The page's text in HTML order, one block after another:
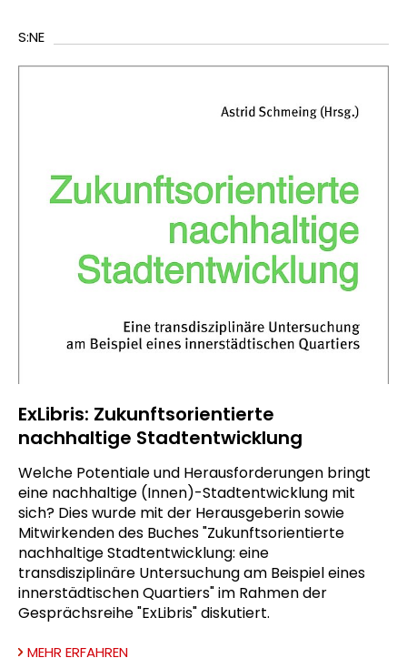
S:NE
ExLibris: Zukunftsorientierte
nachhaltige Stadtentwicklung
Welche Potentiale und Herausforderungen bringt
eine nachhaltige (Innen)-Stadtentwicklung mit
sich? Dies wurde mit der Herausgeberin sowie
Mitwirkenden des Buches "Zukunftsorientierte
nachhaltige Stadtentwicklung: eine
transdisziplinäre Untersuchung am Beispiel eines
innerstädtischen Quartiers" im Rahmen der
Gesprächsreihe "ExLibris" diskutiert.
MEHR ERFAHREN